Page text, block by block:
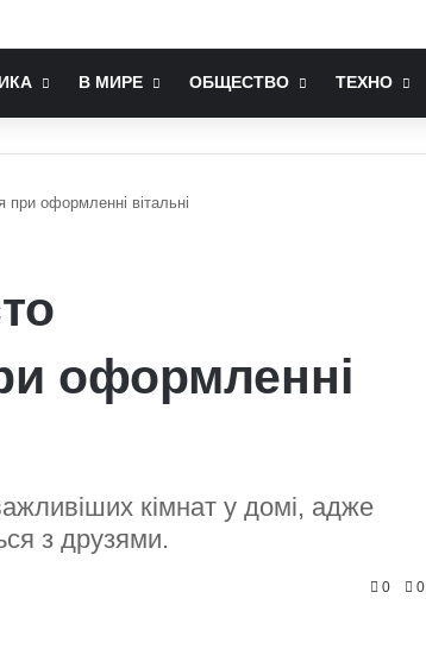
України у США: хто він та чим відомий
В МИРЕ ОБЩЕСТВО ТЕХНО
оформленні вітальні
оформленні
кімнат у домі, адже
з друзями.
0 0